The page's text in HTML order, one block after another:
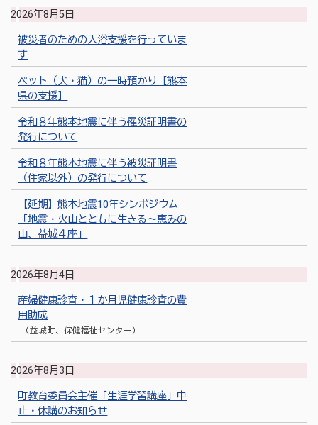
2026年8月5日
被災者のための入浴支援を行っていま
す
ペット（犬・猫）の一時預かり【熊本
県の支援】
令和８年熊本地震に伴う罹災証明書の
発行について
令和８年熊本地震に伴う被災証明書
（住家以外）の発行について
【延期】熊本地震10年シンポジウム
「地震・火山とともに生きる～恵みの
山、益城４座」
2026年8月4日
産婦健康診査・１か月児健康診査の費
用助成
（益城町、保健福祉センター）
2026年8月3日
町教育委員会主催「生涯学習講座」中
止・休講のお知らせ